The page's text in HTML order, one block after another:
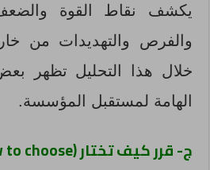
يكشف نقاط القوة
والفرص والتهديدات من
خلال هذا التحليل تظهر
الهامة لمستقبل المؤسسة.
ج- قرر كيف تختار (Decide how to choose)